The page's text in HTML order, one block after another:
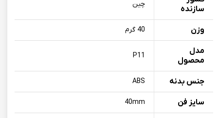
سازنده
چین
وزن 40 گرم
مدل
محصول
P11
جنس بدنه ABS
سایز فن 40mm